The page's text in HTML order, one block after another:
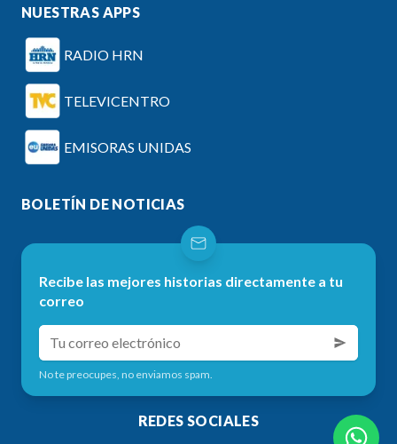
NUESTRAS APPS
RADIO HRN
TELEVICENTRO
EMISORAS UNIDAS
BOLETÍN DE NOTICIAS
Recibe las mejores historias directamente a tu
correo
No te preocupes, no enviamos spam.
REDES SOCIALES